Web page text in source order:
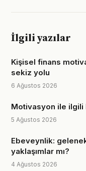
İlgili yazılar
Kişisel finans
sekiz yolu
6 Ağustos 2026
Motivasyon ile
5 Ağustos 2026
Ebeveynlik:
yaklaşımlar mı?
4 Ağustos 2026